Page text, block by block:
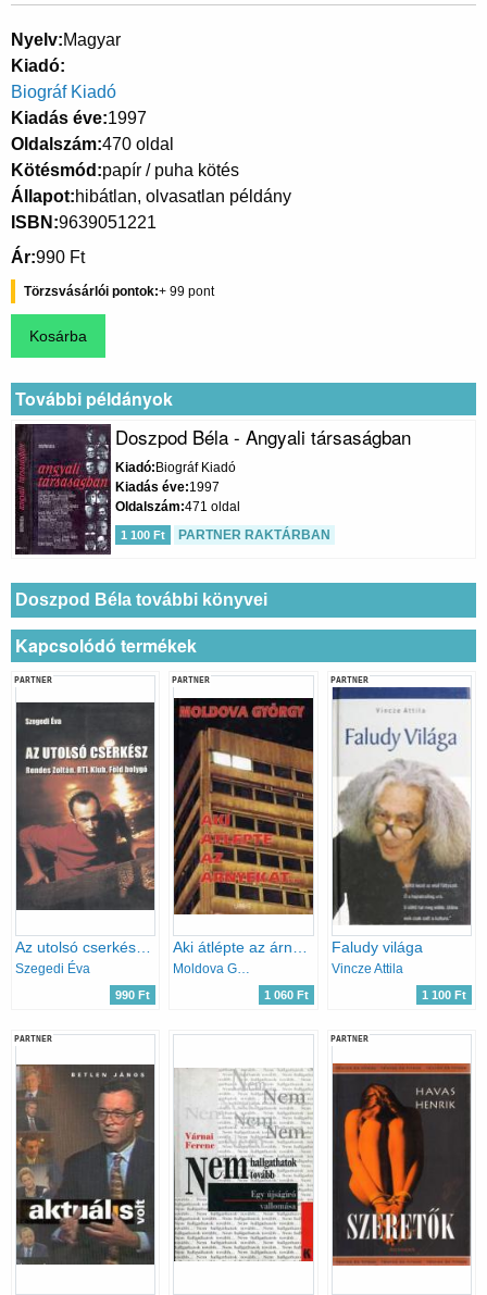
Nyelv Magyar
Kiadó
Biográf Kiadó
Kiadás éve 1997
Oldalszám 470 oldal
Kötésmód papír / puha kötés
Állapot hibátlan, olvasatlan példány
ISBN 9639051221
Ár 990 Ft
Törzsvásárlói pontok 99
További példányok
Doszpod Béla - Angyali társaságban
Kiadó Biográf Kiadó
Kiadás éve 1997
Oldalszám 471 oldal
1 100 Ft PARTNER RAKTÁRBAN
Doszpod Béla további könyvei
Kapcsolódó termékek
PARTNER
Az utolsó cserkész- Rendes Zoltán, RTL klub, Föld bolygó
Szegedi Éva
990 Ft
PARTNER
Aki átlépte az árnyékát...
Moldova György
1 060 Ft
PARTNER
Faludy világa
Vincze Attila
1 100 Ft
PARTNER PARTNER